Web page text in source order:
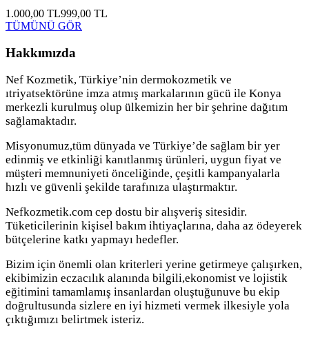
1.000,00 TL999,00 TL
TÜMÜNÜ GÖR
Hakkımızda
Nef Kozmetik, Türkiye’nin dermokozmetik ve
ıtriyatsektörüne imza atmış markalarının gücü ile Konya
merkezli kurulmuş olup ülkemizin her bir şehrine dağıtım
sağlamaktadır.
Misyonumuz,tüm dünyada ve Türkiye’de sağlam bir yer
edinmiş ve etkinliği kanıtlanmış ürünleri, uygun fiyat ve
müşteri memnuniyeti önceliğinde, çeşitli kampanyalarla
hızlı ve güvenli şekilde tarafınıza ulaştırmaktır.
Nefkozmetik.com cep dostu bir alışveriş sitesidir.
Tüketicilerinin kişisel bakım ihtiyaçlarına, daha az ödeyerek
bütçelerine katkı yapmayı hedefler.
Bizim için önemli olan kriterleri yerine getirmeye çalışırken,
ekibimizin eczacılık alanında bilgili,ekonomist ve lojistik
eğitimini tamamlamış insanlardan oluştuğunuve bu ekip
doğrultusunda sizlere en iyi hizmeti vermek ilkesiyle yola
çıktığımızı belirtmek isteriz.